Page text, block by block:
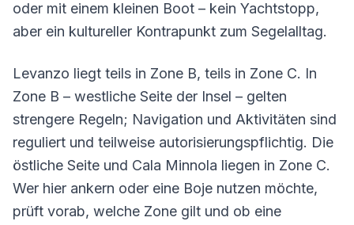
oder mit einem kleinen Boot – kein Yachtstopp,
aber ein kultureller Kontrapunkt zum Segelalltag.
Levanzo liegt teils in Zone B, teils in Zone C. In
Zone B – westliche Seite der Insel – gelten
strengere Regeln; Navigation und Aktivitäten sind
reguliert und teilweise autorisierungspflichtig. Die
östliche Seite und Cala Minnola liegen in Zone C.
Wer hier ankern oder eine Boje nutzen möchte,
prüft vorab, welche Zone gilt und ob eine